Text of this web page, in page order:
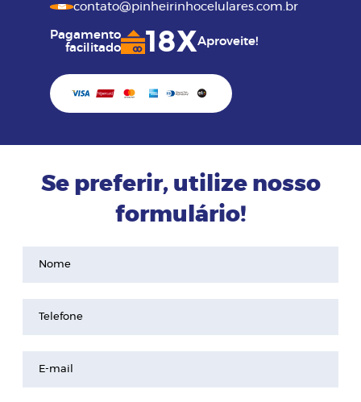
contato@pinheirinhocelulares.com.br
Pagamento
facilitado
18XAproveite!
Se preferir, utilize nosso
formulário!
Nome
Telefone
E-mail